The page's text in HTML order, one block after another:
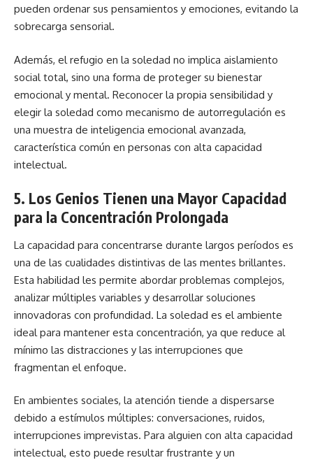
pueden ordenar sus pensamientos y emociones, evitando la
sobrecarga sensorial.
Además, el refugio en la soledad no implica aislamiento
social total, sino una forma de proteger su bienestar
emocional y mental. Reconocer la propia sensibilidad y
elegir la soledad como mecanismo de autorregulación es
una muestra de inteligencia emocional avanzada,
característica común en personas con alta capacidad
intelectual.
5. Los Genios Tienen una Mayor Capacidad
para la Concentración Prolongada
La capacidad para concentrarse durante largos períodos es
una de las cualidades distintivas de las mentes brillantes.
Esta habilidad les permite abordar problemas complejos,
analizar múltiples variables y desarrollar soluciones
innovadoras con profundidad. La soledad es el ambiente
ideal para mantener esta concentración, ya que reduce al
mínimo las distracciones y las interrupciones que
fragmentan el enfoque.
En ambientes sociales, la atención tiende a dispersarse
debido a estímulos múltiples: conversaciones, ruidos,
interrupciones imprevistas. Para alguien con alta capacidad
intelectual, esto puede resultar frustrante y un